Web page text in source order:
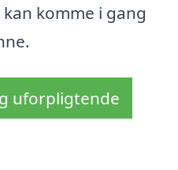
komme i gang
uforpligtende